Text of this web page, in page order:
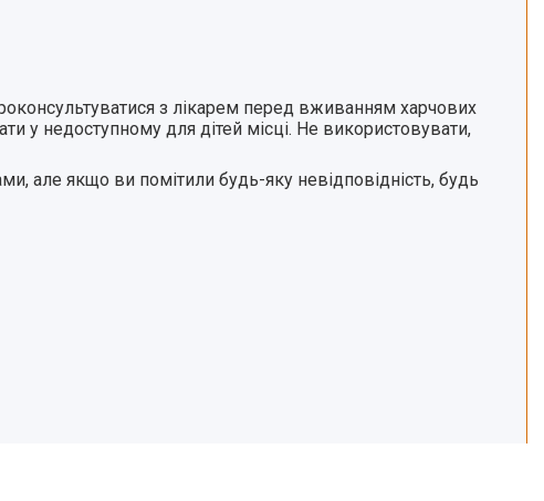
з лікарем перед вживанням харчових
у недоступному для дітей місці. Не використовувати,
але якщо ви помітили будь-яку невідповідність, будь